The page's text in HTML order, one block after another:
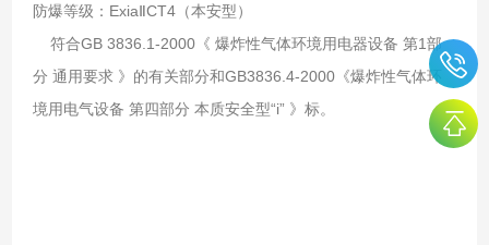
防爆等级：ExiaⅡCT4（本安型）
符合GB 3836.1-2000《 爆炸性气体环境用电器设备 第1部
分 通用要求 》的有关部分和GB3836.4-2000《爆炸性气体环
境用电气设备 第四部分 本质安全型“i” 》标。